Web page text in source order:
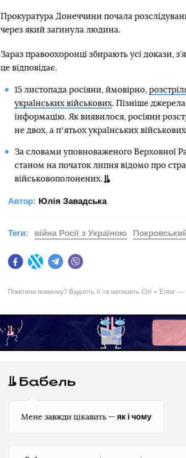
Прокуратура Донеччини почала
через який загинула людина.
Зараз правоохоронці збирають усі докази,
це відповідає.
15 листопада росіяни, ймовірно,
українських військових. Пізніше
інформацію. Як виявилося, росіяни
не двох, а пʼятьох українських
За словами уповноваженого Верховної
станом на початок липня відомо про
військовополонених.
Автор: Юлія Завадська
FacebookTwitter Telegram
Теги: війна Росії з Україною
Помітили помилку? Виділіть її та натисніть Ctrl + Enter —
Мене завжди цікавить — як і чому